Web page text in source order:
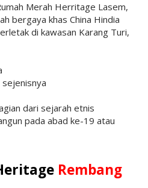
Merah Herritage Lasem,
bergaya khas China Hindia
di kawasan Karang Turi,
sejenisnya
dari sejarah etnis
pada abad ke-19 atau
Rembang